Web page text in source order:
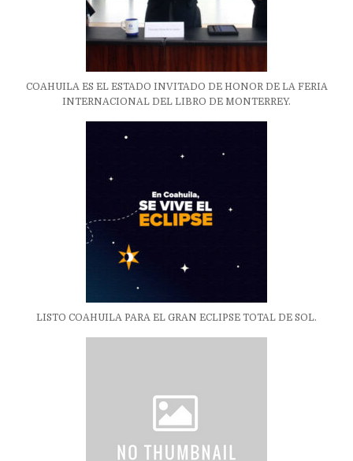
COAHUILA ES EL ESTADO INVITADO DE HONOR DE LA FERIA
INTERNACIONAL DEL LIBRO DE MONTERREY.
LISTO COAHUILA PARA EL GRAN ECLIPSE TOTAL DE SOL.